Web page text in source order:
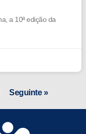
a 10ª edição da
Seguinte »